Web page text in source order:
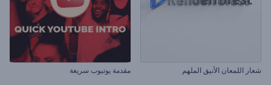
شعار اللمعان الأنيق الملهم مقدمة يوتيوب سريعة